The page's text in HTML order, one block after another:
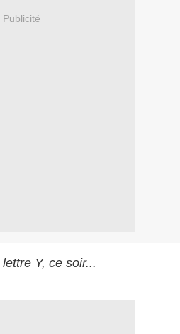
Publicité
Y, ce soir...